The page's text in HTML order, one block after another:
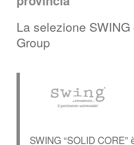
La selezione
Group
SWING “SOLID CORE”